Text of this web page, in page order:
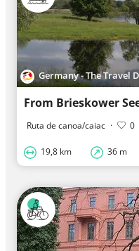
Germany - The Travel
From Brieskower
Ruta de canoa/caiac · 0
19,8 km 36 m